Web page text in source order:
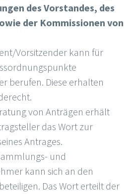
des Vorstandes, des
der Kommissionen von
Vorsitzender kann für
berufen. Diese erhalten
von Anträgen erhält
das Wort zur
Antrages.
und
kann sich an den
Das Wort erteilt der